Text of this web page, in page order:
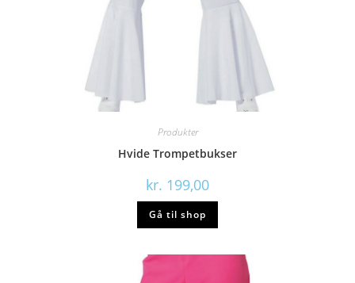
Produkter
Hvide Trompetbukser
kr. 199,00
Gå til shop